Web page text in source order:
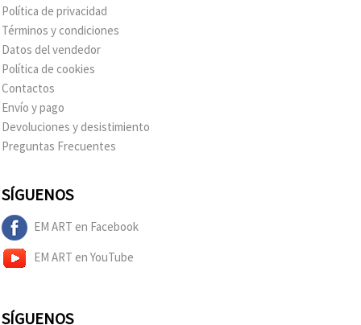
Política de privacidad
Términos y condiciones
Datos del vendedor
Política de cookies
Contactos
Envío y pago
Devoluciones y desistimiento
Preguntas Frecuentes
SÍGUENOS
EM ART en Facebook
EM ART en YouTube
SÍGUENOS